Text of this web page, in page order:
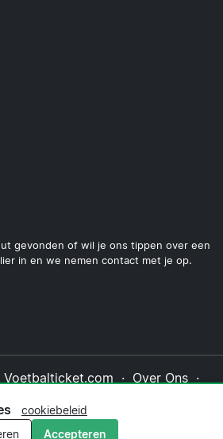
gevonden of wil je ons tippen over een
in en we nemen contact met je op.
· Over Ons·
beleid
cookiebeleid
Accepteren